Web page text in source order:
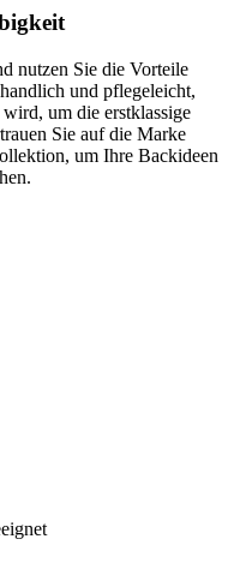
nutzen Sie die Vorteile
und pflegeleicht,
um die erstklassige
Sie auf die Marke
um Ihre Backideen